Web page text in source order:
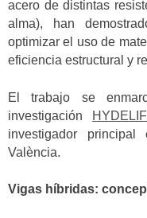
acero de distintas
alma), han
optimizar el uso de
eficiencia estructural y
El trabajo se
investigación
investigador
València.
Vigas híbridas: